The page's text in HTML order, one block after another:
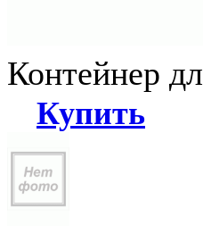
Контейнер
Купить